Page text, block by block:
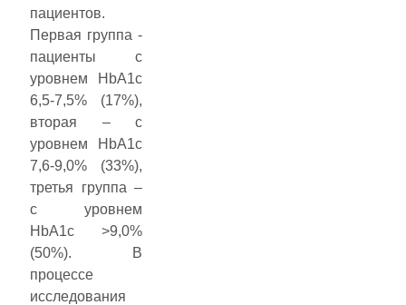
пациентов.
Первая группа -
пациенты с
уровнем HbA1c
6,5-7,5% (17%),
вторая – с
уровнем HbA1c
7,6-9,0% (33%),
третья группа –
с уровнем
HbA1c ˃9,0%
(50%). В
процессе
исследования